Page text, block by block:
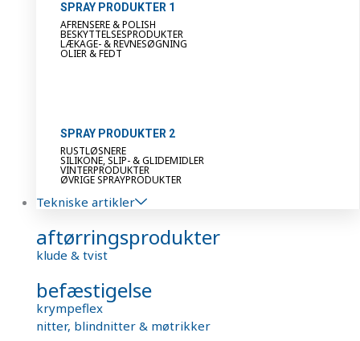
SPRAY PRODUKTER 1
AFRENSERE & POLISH
BESKYTTELSESPRODUKTER
LÆKAGE- & REVNESØGNING
OLIER & FEDT
SPRAY PRODUKTER 2
RUSTLØSNERE
SILIKONE, SLIP- & GLIDEMIDLER
VINTERPRODUKTER
ØVRIGE SPRAYPRODUKTER
Tekniske artikler
aftørringsprodukter
klude & tvist
befæstigelse
krympeflex
nitter, blindnitter & møtrikker